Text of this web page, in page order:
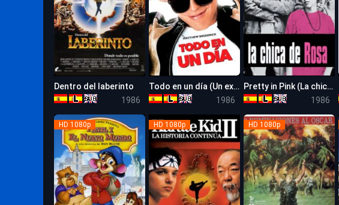
Dentro del laberinto
1986
Todo en un día (Un experto en diversión)
1986
Pretty in Pink (La chica de rosa)
1986
HD 1080p HD 1080p HD 1080p